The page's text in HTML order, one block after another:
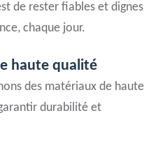
de rester fiables et dignes
chaque jour.
haute qualité
des matériaux de haute
durabilité et